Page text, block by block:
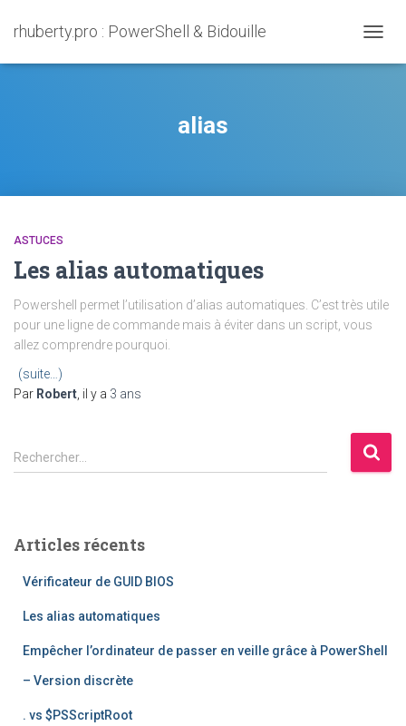
rhuberty.pro : PowerShell & Bidouille
LA
alias
ASTUCES
Les alias automatiques
Powershell permet l’utilisation d’alias automatiques. C’est très utile
pour une ligne de commande mais à éviter dans un script, vous
allez comprendre pourquoi.
(suite…)
Par Robert , il y a 3 ans
R
e
r
Rechercher…
Articles récents
Vérificateur de GUID BIOS
Les alias automatiques
Empêcher l’ordinateur de passer en veille grâce à PowerShell
– Version discrète
. vs $PSScriptRoot